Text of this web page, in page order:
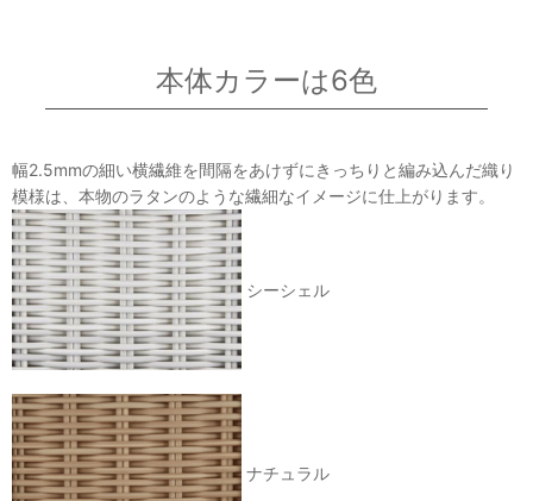
本体カラーは6色
幅2.5mmの細い横繊維を間隔をあけずにきっちりと編み込んだ織り
模様は、本物のラタンのような繊細なイメージに仕上がります。
シーシェル
ナチュラル